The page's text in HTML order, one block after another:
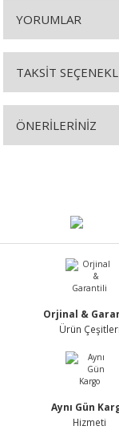
YORUMLAR
TAKSİT
ÖNERİLERİNİZ
Ürün
Ürün bilgilerinde
Ürün fiyatı diğer
Bu ürüne benzer
Orjinal &
Ürün Çeşitleri
Aynı Gün
Hizmeti